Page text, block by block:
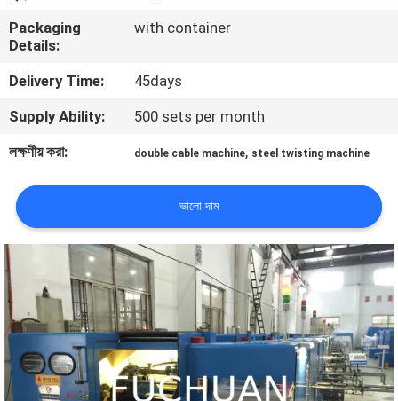
আমাদের
কারখানা
পরিদর্শন
গুণমান
নিয়ন্ত্রণ
আমাদের
সাথে
যোগাযোগ
Packaging
Details:
with container
Delivery Time:
45days
Supply Ability:
500 sets per month
লক্ষণীয় করা:
double cable machine, steel twisting machine
ভালো দাম